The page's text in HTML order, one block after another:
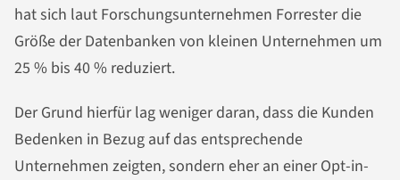
hat sich laut Forschungsunternehmen Forrester die
Größe der Datenbanken von kleinen Unternehmen um
25 % bis 40 % reduziert.
Der Grund hierfür lag weniger daran, dass die Kunden
Bedenken in Bezug auf das entsprechende
Unternehmen zeigten, sondern eher an einer Opt-in-